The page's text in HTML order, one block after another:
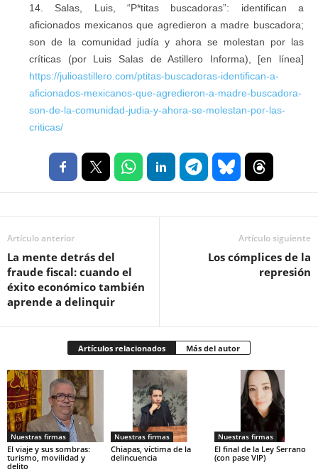
Salas, Luis, “P*titas buscadoras”: identifican a
aficionados mexicanos que agredieron a madre buscadora;
son de la comunidad judía y ahora se molestan por las
críticas (por Luis Salas de Astillero Informa), [en línea]
https://julioastillero.com/ptitas-buscadoras-identifican-a-
aficionados-mexicanos-que-agredieron-a-madre-buscadora-
son-de-la-comunidad-judia-y-ahora-se-molestan-por-las-
criticas/
Artículo anterior
La mente detrás del
fraude fiscal: cuando el
éxito económico también
aprende a delinquir
Artículo siguiente
Los cómplices de la
represión
Artículos relacionados Más del autor
Nuestras firmas
El viaje y sus sombras:
turismo, movilidad y
delito
Nuestras firmas
Chiapas, víctima de la
delincuencia
Nuestras firmas
El final de la Ley Serrano
(con pase VIP)